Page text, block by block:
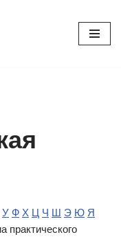
У Ф Х Ц Ч Ш Э Ю Я
практического